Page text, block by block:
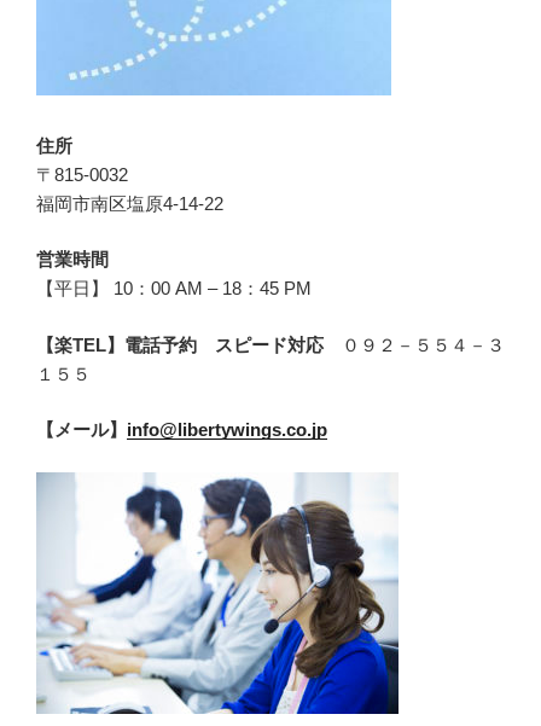
住所
〒815-0032
福岡市南区塩原4-14-22
営業時間
【平日】 10：00 AM – 18：45 PM
【楽TEL】電話予約 スピード対応
０９２－５５４－３
１５５
【メール】 info@libertywings.co.jp